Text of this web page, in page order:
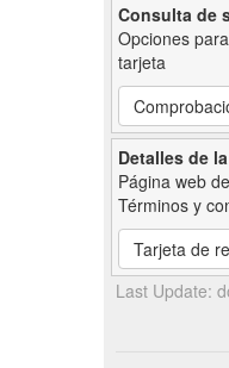
Consulta de
Opciones
tarjeta
Detalles de
Página web
Términos y
Tarjeta de
Last Update: